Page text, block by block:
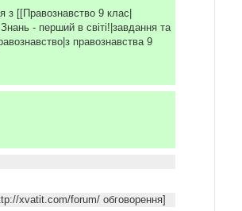
з [[Правознавство 9 клас|
- перший в світі!|завдання та
правознавства 9
xvatit.com/forum/ обговорення]